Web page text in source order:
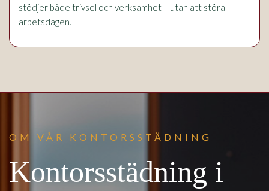
stödjer både trivsel och verksamhet – utan att störa
arbetsdagen.
OM VÅR KONTORSSTÄDNING
Kontorsstädning i